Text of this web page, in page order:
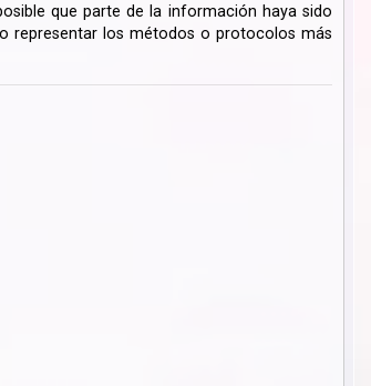
que parte de la información haya sido
representar los métodos o protocolos más